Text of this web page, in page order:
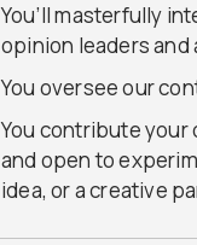
You’ll masterfully
opinion leaders and
You oversee our
You contribute your
and open to
idea, or a creative